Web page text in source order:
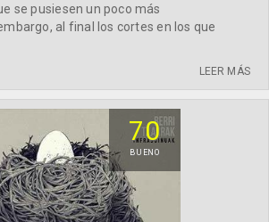
se pusiesen un poco más
al final los cortes en los que
LEER MÁS
70
BUENO